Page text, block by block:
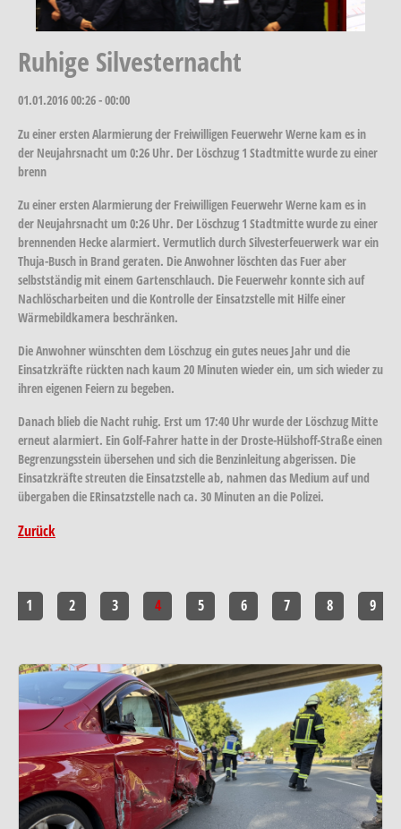
Ruhige Silvesternacht
01.01.201600:26 - 00:00
Zu einer ersten Alarmierung der Freiwilligen Feuerwehr Werne kam es in
der Neujahrsnacht um 0:26 Uhr. Der Löschzug 1 Stadtmitte wurde zu einer
brenn
Zu einer ersten Alarmierung der Freiwilligen Feuerwehr Werne kam es in
der Neujahrsnacht um 0:26 Uhr. Der Löschzug 1 Stadtmitte wurde zu einer
brennenden Hecke alarmiert. Vermutlich durch Silvesterfeuerwerk war ein
Thuja-Busch in Brand geraten. Die Anwohner löschten das Fuer aber
selbstständig mit einem Gartenschlauch. Die Feuerwehr konnte sich auf
Nachlöscharbeiten und die Kontrolle der Einsatzstelle mit Hilfe einer
Wärmebildkamera beschränken.
Die Anwohner wünschten dem Löschzug ein gutes neues Jahr und die
Einsatzkräfte rückten nach kaum 20 Minuten wieder ein, um sich wieder zu
ihren eigenen Feiern zu begeben.
Danach blieb die Nacht ruhig. Erst um 17:40 Uhr wurde der Löschzug Mitte
erneut alarmiert. Ein Golf-Fahrer hatte in der Droste-Hülshoff-Straße einen
Begrenzungsstein übersehen und sich die Benzinleitung abgerissen. Die
Einsatzkräfte streuten die Einsatzstelle ab, nahmen das Medium auf und
übergaben die ERinsatzstelle nach ca. 30 Minuten an die Polizei.
Zurück
1 2 3 4 5 6 7 8 9